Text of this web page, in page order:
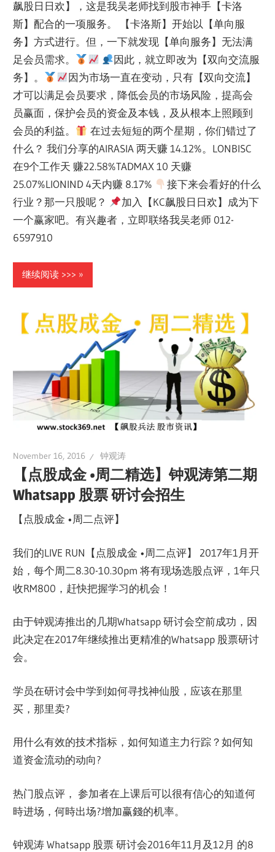
飙股日日欢】，这是我吴老师找到股市神手【卡洛
斯】配合的一项服务。 【卡洛斯】开始以【单向服
务】方式进行。但，一下就发现【单向服务】无法满
足会员需求。
因此，就立即改为【双向交流服
务】。
因为市场一直在变动，只有【双向交流】
才可以满足会员要求，降低会员的市场风险，提高会
员赢面，保护会员的资金及本钱，及从根本上照顾到
会员的利益。
在过去短短的两个星期，你们错过了
什么？ 我们分享的AIRASIA 两天赚 14.12%。LONBISC
在9个工作天 赚22.58%TADMAX 10 天赚
25.07%LIONIND 4天内赚 8.17%
接下来会看好的什么
行业？那一只股呢？
加入【KC飙股日日欢】成为下
一个赢家吧。有兴趣者，立即联络我吴老师 012-
6597910
继续阅读 >>>
November 16, 2016 钟观涛
【点股成金 •周二精选】钟观涛第二期
Whatsapp 股票 研讨会招生
【点股成金 •周二点评】
我们的LIVE RUN【点股成金 •周二点评】 2017年1月开
始，每个周二8.30-10.30pm 将有现场选股点评，1年只
收RM800，赶快把握学习的机会！
由于钟观涛推出的几期Whatsapp 研讨会空前成功，因
此决定在2017年继续推出更精准的Whatsapp 股票研讨
会。
学员在研讨会中学到如何寻找神仙股，应该在那里
买，那里卖?
用什么有效的技术指标，如何知道主力行踪？如何知
道资金流动的动向?
热门股点评， 参加者在上课后可以很有信心的知道何
時进场，何時出场?增加赢錢的机率。
钟观涛 Whatsapp 股票 研讨会2016年11月及12月 的8